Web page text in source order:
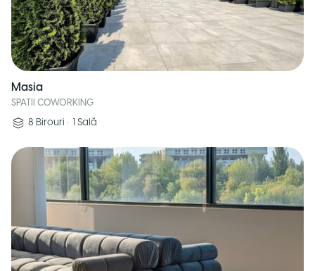
Masia
SPATII COWORKING
8 Birouri • 1 Sală